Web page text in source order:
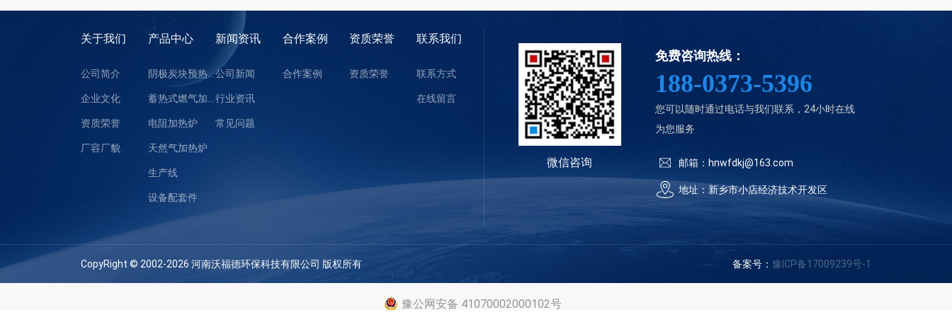
关于我们
公司简介
企业文化
资质荣誉
厂容厂貌
产品中心
阴极炭块预热装置
电阻加热炉
天然气加热炉
生产线
设备配套件
新闻资讯
公司新闻
行业资讯
常见问题
合作案例
合作案例
资质荣誉
资质荣誉
联系我们
联系方式
在线留言
微信咨询
免费咨询热线：
188-0373-5396
您可以随时通过电话与我们联系，24小时在线
为您服务
邮箱：hnwfdkj@163.com
地址：新乡市小店经济技术开发区
CopyRight © 2002-2026 河南沃福德环保科技有限公司 版权所有 备案号： 豫ICP备17009239号-1
豫公网安备 41070002000102号